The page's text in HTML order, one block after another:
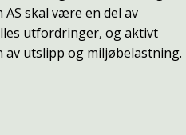
skal være en del av
utfordringer, og aktivt
utslipp og miljøbelastning.